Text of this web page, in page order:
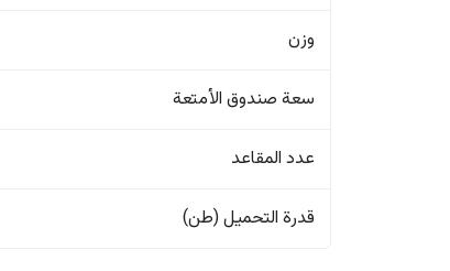
وزن
سعة صندوق الأمتعة
عدد المقاعد
قدرة التحميل (طن)